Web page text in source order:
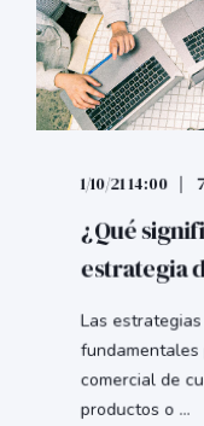
1/10/21 14:00
¿Qué
estrategia
Las
comercial de
productos o ...